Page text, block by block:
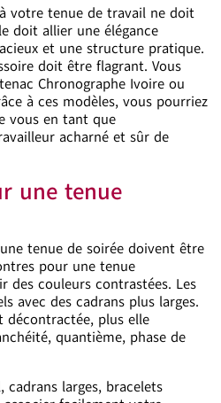
votre tenue de travail ne doit
doit allier une élégance
et une structure pratique.
doit être flagrant. Vous
Chronographe Ivoire ou
à ces modèles, vous pourriez
vous en tant que
acharné et sûr de
une tenue
tenue de soirée doivent être
pour une tenue
des couleurs contrastées. Les
avec des cadrans plus larges.
décontractée, plus elle
quantième, phase de
larges, bracelets